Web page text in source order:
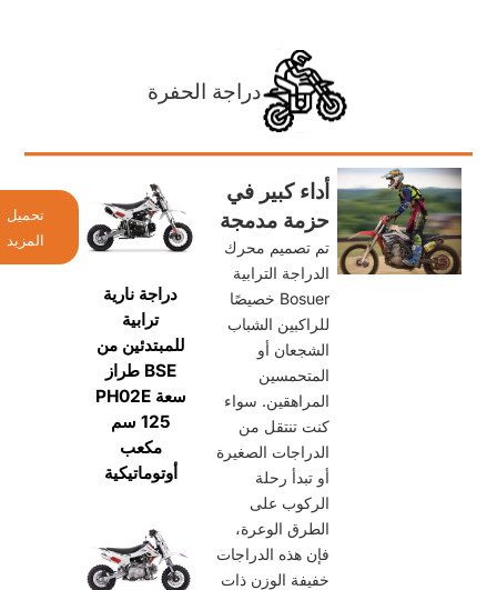
دراجة الحفرة
أداء كبير في
حزمة مدمجة
تم تصميم محرك
الدراجة الترابية
Bosuer خصيصًا
للراكبين الشباب
الشجعان أو
المتحمسين
المراهقين. سواء
كنت تنتقل من
الدراجات الصغيرة
أو تبدأ رحلة
الركوب على
الطرق الوعرة،
فإن هذه الدراجات
خفيفة الوزن ذات
دراجة نارية
ترابية
للمبتدئين من
طراز BSE
PH02E سعة
125 سم
مكعب
أوتوماتيكية
تحميل
المزيد